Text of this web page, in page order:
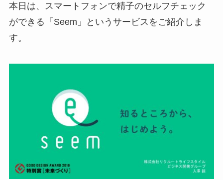
本日は、スマートフォンで精子のセルフチェック
ができる「Seem」というサービスをご紹介しま
す。